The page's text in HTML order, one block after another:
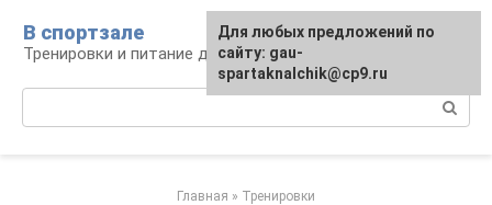
контенту
В спортзале
Тренировки и питание для здоровья
Главная » Тренировки
Для любых предложений по
сайту: gau-
spartaknalchik@cp9.ru